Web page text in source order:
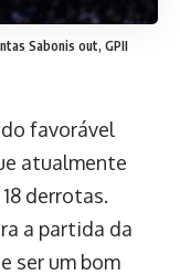
Sabonis out, GPII
favorável
atualmente
derrotas.
a partida da
ser um bom